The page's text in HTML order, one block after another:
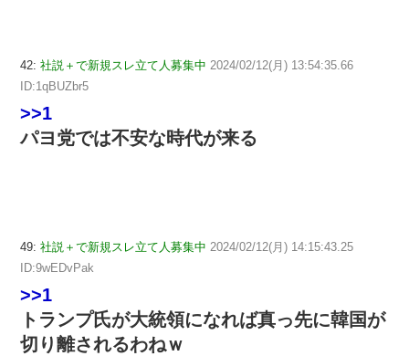
42: 社説＋で新規スレ立て人募集中 2024/02/12(月) 13:54:35.66
ID:1qBUZbr5
>>1
パヨ党では不安な時代が来る
49: 社説＋で新規スレ立て人募集中 2024/02/12(月) 14:15:43.25
ID:9wEDvPak
>>1
トランプ氏が大統領になれば真っ先に韓国が
切り離されるわねｗ